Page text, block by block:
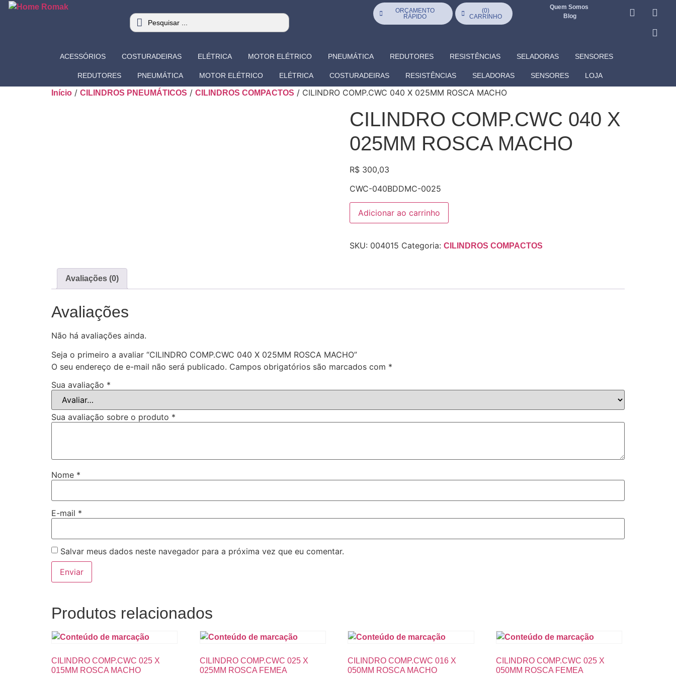
ORÇAMENTO
RÁPIDO
(0)
CARRINHO
Quem Somos
Blog
ACESSÓRIOS COSTURADEIRAS ELÉTRICA MOTOR ELÉTRICO PNEUMÁTICA REDUTORES RESISTÊNCIAS SELADORAS SENSORES
REDUTORES PNEUMÁTICA MOTOR ELÉTRICO ELÉTRICA COSTURADEIRAS RESISTÊNCIAS SELADORAS SENSORES LOJA
Início / CILINDROS PNEUMÁTICOS / CILINDROS COMPACTOS / CILINDRO COMP.CWC 040 X 025MM ROSCA MACHO
CILINDRO COMP.CWC 040 X
025MM ROSCA MACHO
R$300,03
CWC-040BDDMC-0025
Adicionar ao carrinho
SKU: 004015 Categoria: CILINDROS COMPACTOS
Avaliações (0)
Avaliações
Não há avaliações ainda.
Seja o primeiro a avaliar “CILINDRO COMP.CWC 040 X 025MM ROSCA MACHO”
O seu endereço de e-mail não será publicado. Campos obrigatórios são marcados com *
Sua avaliação *
Sua avaliação sobre o produto *
Nome *
E-mail *
Salvar meus dados neste navegador para a próxima vez que eu comentar.
Produtos relacionados
CILINDRO COMP.CWC 025 X
015MM ROSCA MACHO
CILINDRO COMP.CWC 025 X
025MM ROSCA FEMEA
CILINDRO COMP.CWC 016 X
050MM ROSCA MACHO
CILINDRO COMP.CWC 025 X
050MM ROSCA FEMEA